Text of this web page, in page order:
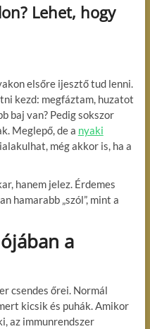
Lehet, hogy
elsőre ijesztő tud lenni.
kezd: megfáztam, huzatot
baj van? Pedig sokszor
Meglepő, de a nyaki
még akkor is, ha a
hanem jelez. Érdemes
hamarabb „szól”, mint a
a
csendes őrei. Normál
kicsik és puhák. Amikor
az immunrendszer